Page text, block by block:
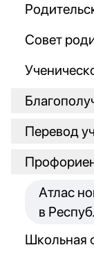
Совет
Перевод
Атлас
в
Школьная